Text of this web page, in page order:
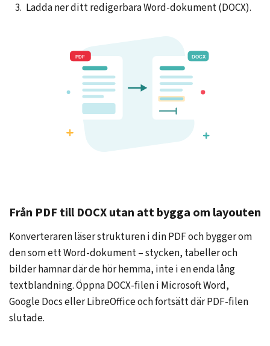
Ladda ner ditt redigerbara Word-dokument (DOCX).
Från PDF till DOCX utan att bygga om layouten
Konverteraren läser strukturen i din PDF och bygger om
den som ett Word-dokument – stycken, tabeller och
bilder hamnar där de hör hemma, inte i en enda lång
textblandning. Öppna DOCX-filen i Microsoft Word,
Google Docs eller LibreOffice och fortsätt där PDF-filen
slutade.